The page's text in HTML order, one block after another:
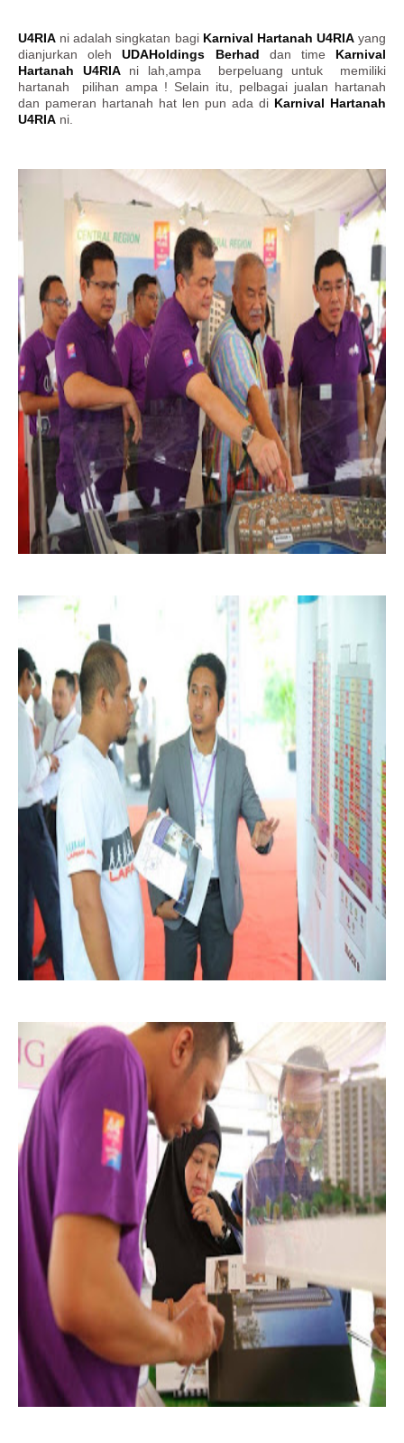
U4RIA ni adalah singkatan bagi Karnival Hartanah U4RIAyang
dianjurkan olehUDAHoldings Berhad dan time Karnival
Hartanah U4RIAni lah,ampa berpeluang untuk memiliki
hartanah pilihan ampa ! Selain itu, pelbagai jualan hartanah
dan pameran hartanah hat len pun ada di Karnival Hartanah
U4RIA ni.